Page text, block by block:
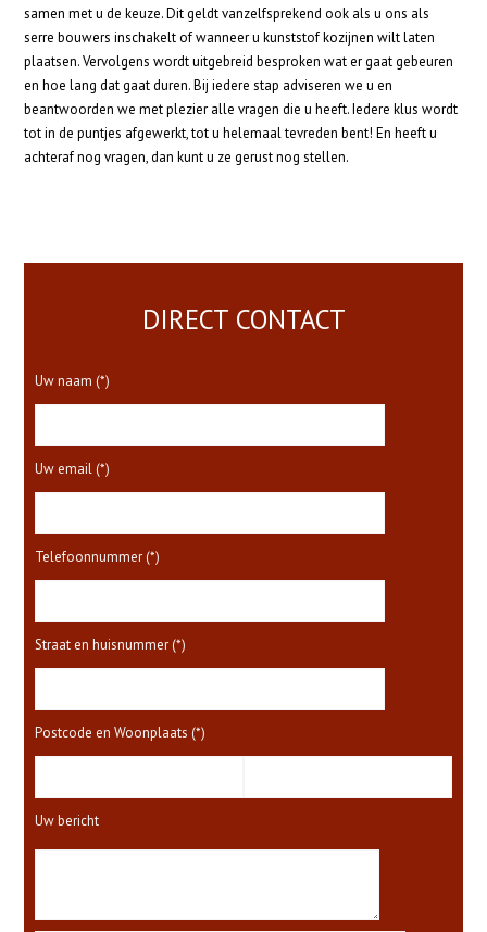
samen met u de keuze. Dit geldt vanzelfsprekend ook als u ons als
serre bouwers inschakelt of wanneer u kunststof kozijnen wilt laten
plaatsen. Vervolgens wordt uitgebreid besproken wat er gaat gebeuren
en hoe lang dat gaat duren. Bij iedere stap adviseren we u en
beantwoorden we met plezier alle vragen die u heeft. Iedere klus wordt
tot in de puntjes afgewerkt, tot u helemaal tevreden bent! En heeft u
achteraf nog vragen, dan kunt u ze gerust nog stellen.
DIRECT CONTACT
Uw naam (*)
Uw email (*)
Telefoonnummer (*)
Straat en huisnummer (*)
Postcode en Woonplaats (*)
Uw bericht